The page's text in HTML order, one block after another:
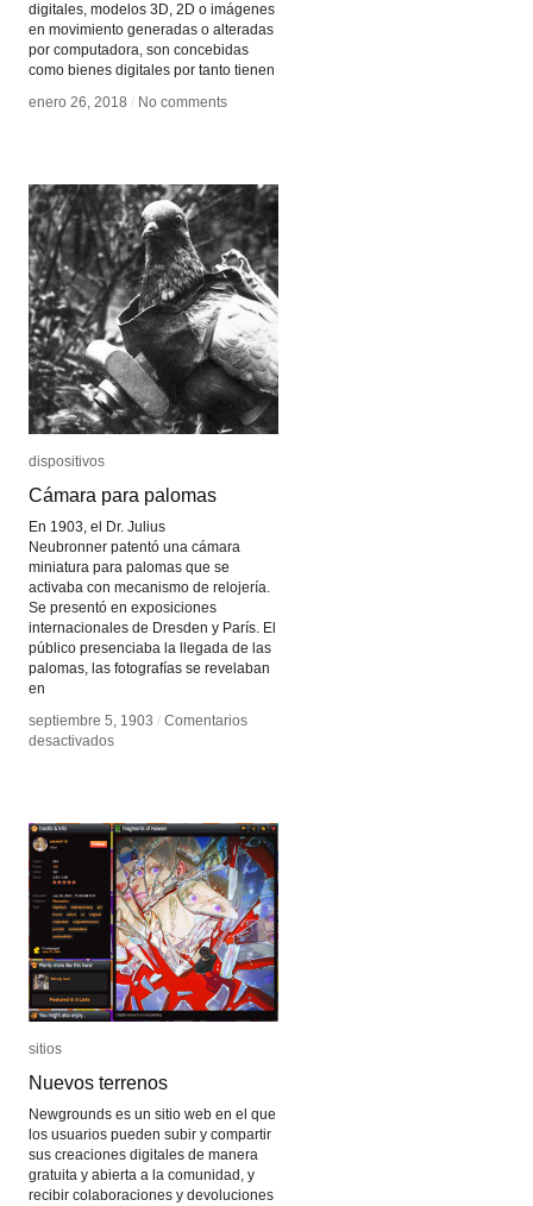
digitales, modelos 3D, 2D o imágenes
en movimiento generadas o alteradas
por computadora, son concebidas
como bienes digitales por tanto tienen
enero 26, 2018 / No comments
enero 26, 2018 / No comments
dispositivos
Cámara para palomas
En 1903, el Dr. Julius
Neubronner patentó una cámara
miniatura para palomas que se
activaba con mecanismo de relojería.
Se presentó en exposiciones
internacionales de Dresden y París. El
público presenciaba la llegada de las
palomas, las fotografías se revelaban
en
septiembre 5, 1903 / Comentarios
desactivadosen
dispositivos
Cámara para palomas
septiembre 5, 1903 / Comentarios
desactivadosen
sitios
Nuevos terrenos
Newgrounds es un sitio web en el que
los usuarios pueden subir y compartir
sus creaciones digitales de manera
gratuita y abierta a la comunidad, y
recibir colaboraciones y devoluciones
sitios
Nuevos terrenos